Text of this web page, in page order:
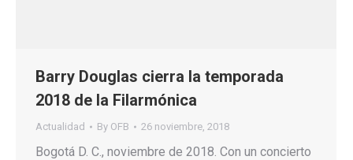
Barry Douglas cierra la temporada
2018 de la Filarmónica
Actualidad By OFB 26 noviembre, 2018
Bogotá D. C., noviembre de 2018. Con un concierto